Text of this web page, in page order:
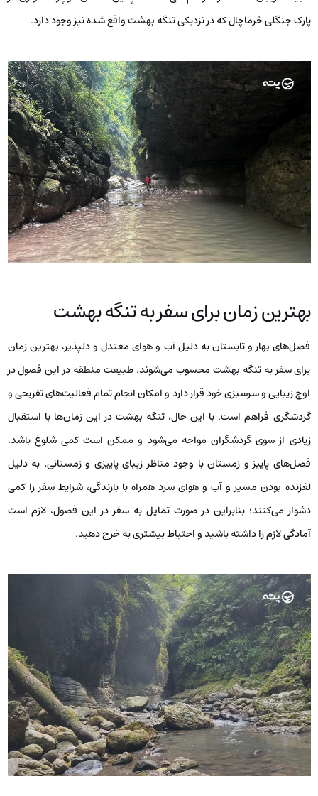
پارک جنگلی خرماچال که در نزدیکی تنگه بهشت واقع شده نیز وجود دارد.
بهترین زمان برای سفر به تنگه بهشت
فصل‌های بهار و تابستان به دلیل آب و هوای معتدل و دلپذیر، بهترین زمان
برای سفر به تنگه بهشت محسوب می‌شوند. طبیعت منطقه در این فصول در
اوج زیبایی و سرسبزی خود قرار دارد و امکان انجام تمام فعالیت‌های تفریحی و
گردشگری فراهم است. با این حال، تنگه بهشت در این زمان‌ها با استقبال
زیادی از سوی گردشگران مواجه می‌شود و ممکن است کمی شلوغ باشد.
فصل‌های پاییز و زمستان با وجود مناظر زیبای پاییزی و زمستانی، به دلیل
لغزنده بودن مسیر و آب و هوای سرد همراه با بارندگی، شرایط سفر را کمی
دشوار می‌کنند؛ بنابراین در صورت تمایل به سفر در این فصول، لازم است
آمادگی لازم را داشته باشید و احتیاط بیشتری به خرج دهید.